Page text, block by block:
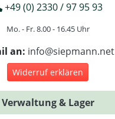
+49 (0) 2330 / 97 95 93
Mo. - Fr. 8.00 - 16.45 Uhr
an: info@siepmann.net
Widerruf erklären
Verwaltung & Lager